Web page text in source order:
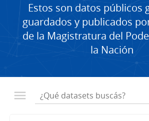
Estos son datos públicos
guardados y publicados
de la Magistratura del
la Nación